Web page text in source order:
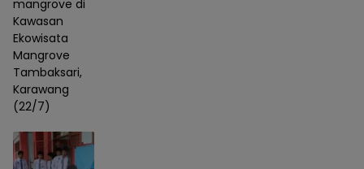
mangrove di
Kawasan
Ekowisata
Mangrove
Tambaksari,
Karawang
(22/7)